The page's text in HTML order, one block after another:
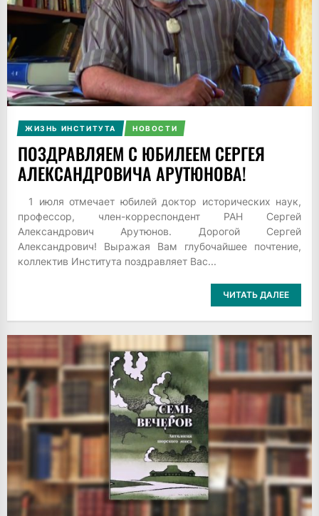
ЖИЗНЬ ИНСТИТУТА НОВОСТИ
ПОЗДРАВЛЯЕМ С ЮБИЛЕЕМ СЕРГЕЯ
АЛЕКСАНДРОВИЧА АРУТЮНОВА!
1 июля отмечает юбилей доктор исторических наук,
профессор, член-корреспондент РАН Сергей
Александрович Арутюнов. Дорогой Сергей
Александрович! Выражая Вам глубочайшее почтение,
коллектив Института поздравляет Вас...
ЧИТАТЬ ДАЛЕЕ